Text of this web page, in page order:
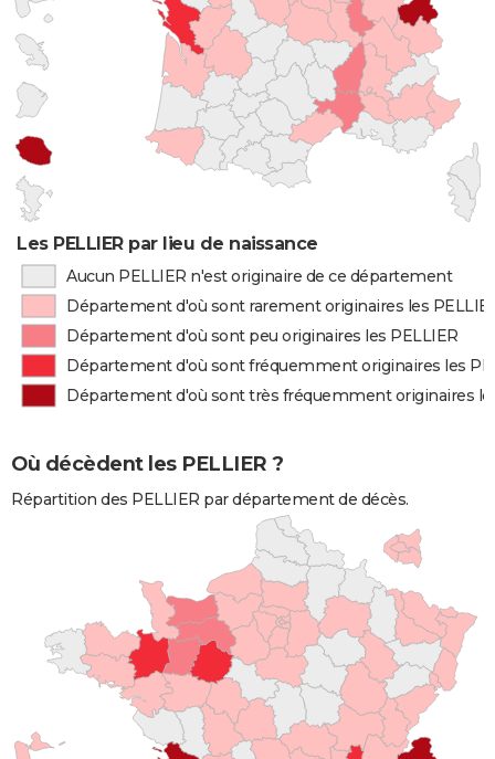
Les PELLIER par lieu de naissance
Aucun PELLIER n'est originaire de ce département
Département d'où sont rarement originaires les
Département d'où sont peu originaires les PELLIER
Département d'où sont fréquemment originaires les
Département d'où sont très fréquemment originaires
Où décèdent les PELLIER ?
Répartition des PELLIER par département de décès.